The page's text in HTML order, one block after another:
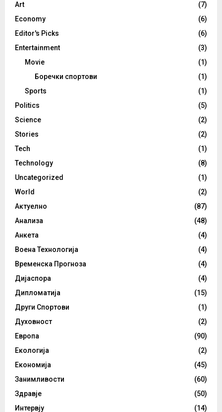
Art
(7)
Economy
(6)
Editor's Picks
(6)
Entertainment
(3)
Movie
(1)
Боречки спортови
(1)
Sports
(1)
Politics
(5)
Science
(2)
Stories
(2)
Tech
(1)
Technology
(8)
Uncategorized
(1)
World
(2)
Актуелно
(87)
Анализа
(48)
Анкета
(4)
Воена Технологија
(4)
Временска Прогноза
(4)
Дијаспора
(4)
Дипломатија
(15)
Други Спортови
(1)
Духовност
(2)
Европа
(90)
Екологија
(2)
Економија
(45)
Занимливости
(60)
Здравје
(50)
Интервју
(14)